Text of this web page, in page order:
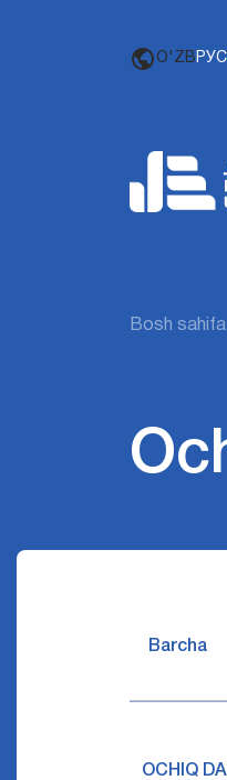
O'ZB РУС
Bosh sahifa
Barcha
OCHIQ